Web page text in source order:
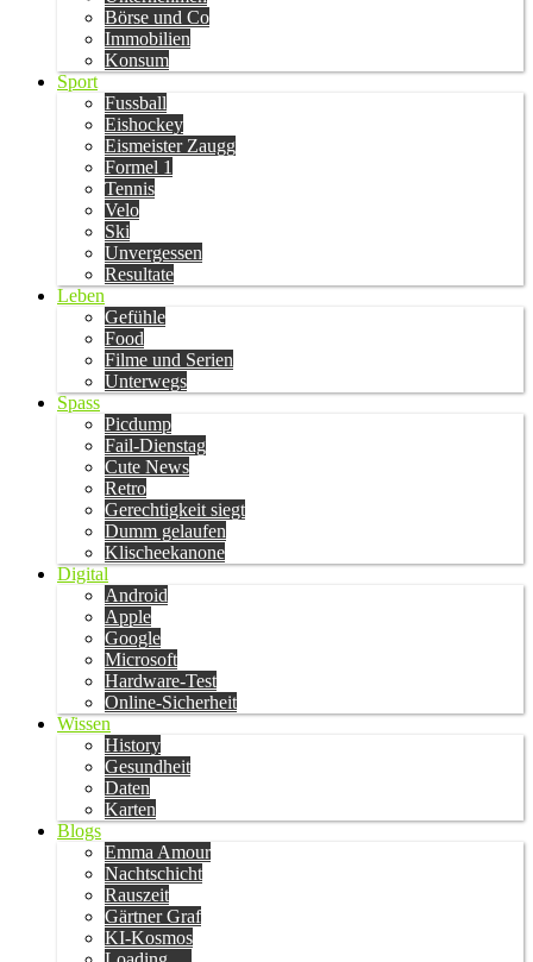
Börse und Co
Immobilien
Konsum
Sport
Fussball
Eishockey
Eismeister Zaugg
Formel 1
Tennis
Velo
Ski
Unvergessen
Resultate
Leben
Gefühle
Food
Filme und Serien
Unterwegs
Spass
Picdump
Fail-Dienstag
Cute News
Retro
Gerechtigkeit siegt
Dumm gelaufen
Klischeekanone
Digital
Android
Apple
Google
Microsoft
Hardware-Test
Online-Sicherheit
Wissen
History
Gesundheit
Daten
Karten
Blogs
Emma Amour
Nachtschicht
Rauszeit
Gärtner Graf
KI-Kosmos